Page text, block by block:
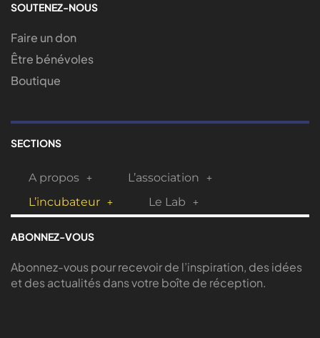
SOUTENEZ-NOUS
Faire un don
Être bénévoles
Boutique
SECTIONS
A propos
L’association
L’incubateur
Le Lab
ABONNEZ-VOUS
Abonnez-vous pour recevoir de l’inspiration, des idées
et des actualités dans votre boîte de réception.